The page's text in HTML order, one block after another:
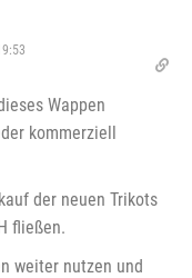
Wappen
kommerziell
der neuen Trikots
fließen.
weiter nutzen und